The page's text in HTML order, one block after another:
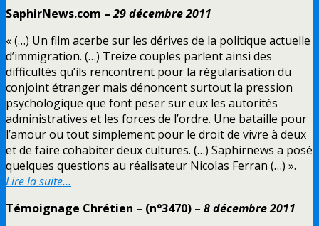
SaphirNews.com –29 décembre 2011
« (…) Un film acerbe sur les dérives de la politique actuelle
d’immigration. (…) Treize couples parlent ainsi des
difficultés qu’ils rencontrent pour la régularisation du
conjoint étranger mais dénoncent surtout la pression
psychologique que font peser sur eux les autorités
administratives et les forces de l’ordre. Une bataille pour
l’amour ou tout simplement pour le droit de vivre à deux
et de faire cohabiter deux cultures. (…) Saphirnews a posé
quelques questions au réalisateur Nicolas Ferran (…) ».
Lire la suite…
Témoignage Chrétien – (n°3470) – 8 décembre 2011